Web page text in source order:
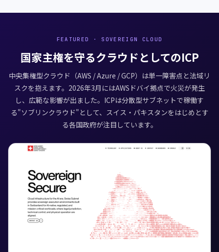
FEATURED · SOVEREIGN CLOUD
国家主権を守るクラウドとしてのICP
中央集権型クラウド（AWS / Azure / GCP）は単一障害点と法域リ
スクを抱えます。2026年3月にはAWSドバイ拠点で火災が発生
し、広範な影響が出ました。ICPは分散型サブネットで稼働す
る"ソブリンクラウド"として、スイス・パキスタンをはじめとす
る各国政府が注目しています。